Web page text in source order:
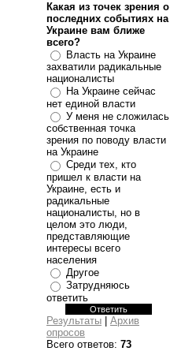
Какая из точек зрения о
последних событиях на
Украине вам ближе
всего?
Власть на Украине
захватили радикальные
националисты
На Украине сейчас
нет единой власти
У меня не сложилась
собственная точка
зрения по поводу власти
на Украине
Среди тех, кто
пришел к власти на
Украине, есть и
радикальные
националисты, но в
целом это люди,
представляющие
интересы всего
населения
Другое
Затрудняюсь
ответить
Результаты
Архив
опросов
Всего ответов: 73